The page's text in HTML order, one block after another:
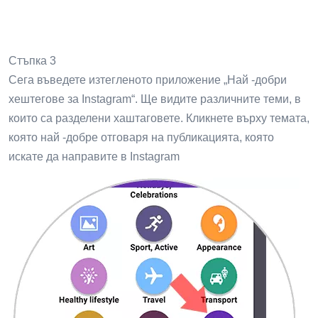
Стъпка 3
Сега въведете изтегленото приложение „Най -добри
хештегове за Instagram“. Ще видите различните теми, в
които са разделени хаштаговете. Кликнете върху темата,
която най -добре отговаря на публикацията, която
искате да направите в Instagram